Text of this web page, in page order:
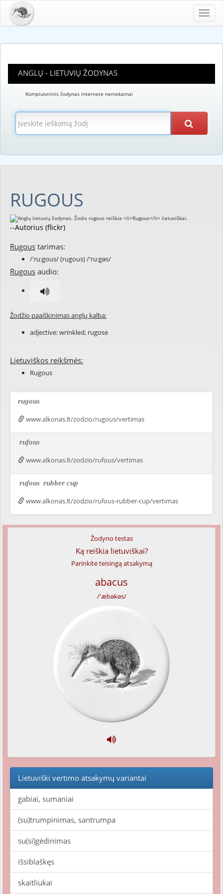
ANGLŲ - LIETUVIŲ ŽODYNAS
Kompiuterinis žodynas internete nemokamai
RUGOUS
--Autorius (flickr)
Rugous tarimas:
/'ru:gous/ (rugous) /'ru:gəs/
Rugous audio:
Žodžio paaiškinimas anglų kalba:
adjective:wrinkled; rugose
Lietuviškos reikšmės:
Rugous
rugous
www.alkonas.lt/zodzio/rugous/vertimas
rufous
www.alkonas.lt/zodzio/rufous/vertimas
rufous rubber cup
www.alkonas.lt/zodzio/rufous-rubber-cup/vertimas
Žodyno testas
Ką reiškia lietuviškai?
Parinkite teisingą atsakymą
abacus
/'æbəkəs/
Lietuviški vertimo atsakymų variantai
gabiai, sumaniai
(su)trumpinimas, santrumpa
su(si)gėdinimas
išsiblaškęs
skaitliukai